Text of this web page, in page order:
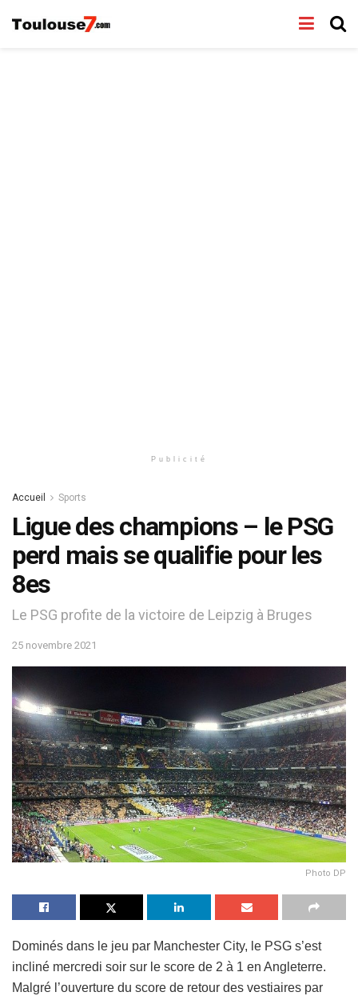
Publicité
Accueil Sports
Ligue des champions – le PSG
perd mais se qualifie pour les
8es
Le PSG profite de la victoire de Leipzig à Bruges
25 novembre 2021
Photo DP
Dominés dans le jeu par Manchester City, le PSG s’est
incliné mercredi soir sur le score de 2 à 1 en Angleterre.
Malgré l’ouverture du score de retour des vestiaires par